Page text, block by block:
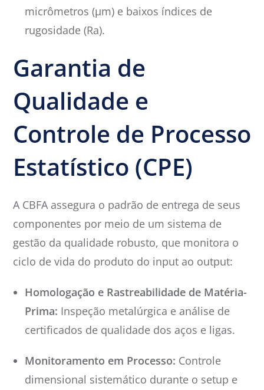
micrômetros (μm) e baixos índices de
rugosidade (Ra).
Garantia de
Qualidade e
Controle de Processo
Estatístico (CPE)
A CBFA assegura o padrão de entrega de seus
componentes por meio de um sistema de
gestão da qualidade robusto, que monitora o
ciclo de vida do produto do input ao output:
Homologação e Rastreabilidade de Matéria-
Prima: Inspeção metalúrgica e análise de
certificados de qualidade dos aços e ligas.
Monitoramento em Processo: Controle
dimensional sistemático durante o setup e